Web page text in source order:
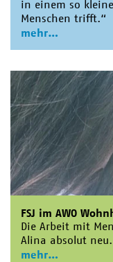
in einem so
Menschen trifft.“
mehr
FSJ im AWO
Die Arbeit mit
Alina absolut neu.
mehr